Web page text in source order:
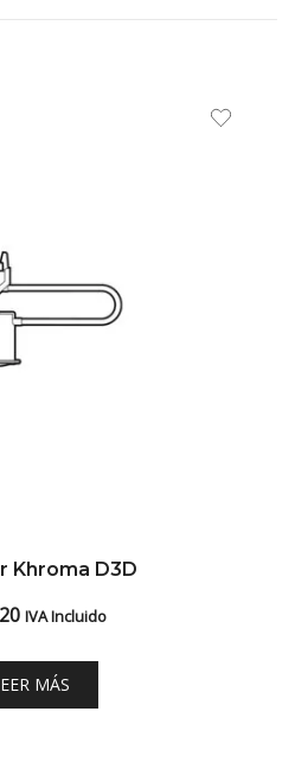
Khroma D3D
IVA Incluido
MÁS